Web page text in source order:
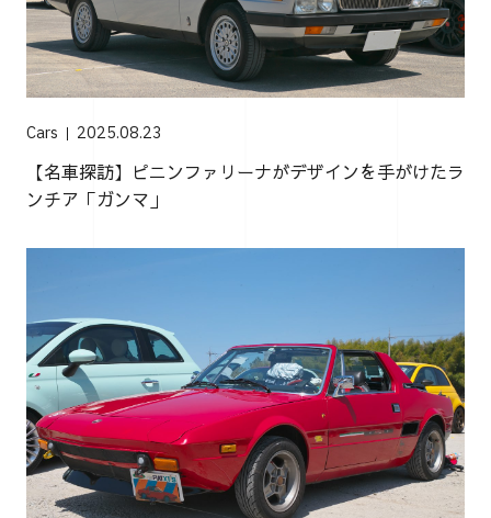
Cars 2025.08.23
【名車探訪】ピニンファリーナがデザインを手がけたラ
ンチア「ガンマ」